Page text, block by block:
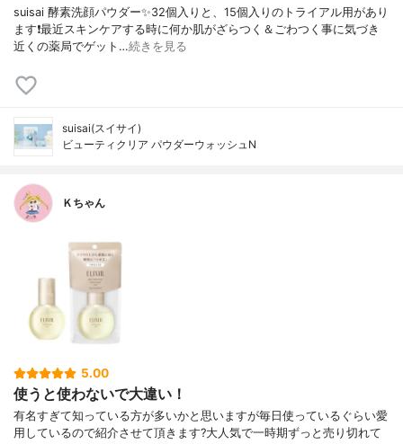
suisai 酵素洗顔パウダー✨32個入りと、15個入りのトライアル用があり
ます❗️最近スキンケアする時に何か肌がざらつく＆ごわつく事に気づき
近くの薬局でゲット…続きを見る
suisai(スイサイ)
ビューティクリア パウダーウォッシュN
Ｋちゃん
5.00
使うと使わないで大違い！
有名すぎて知っている方が多いかと思いますが毎日使っているぐらい愛
用しているので紹介させて頂きます?大人気で一時期ずっと売り切れて